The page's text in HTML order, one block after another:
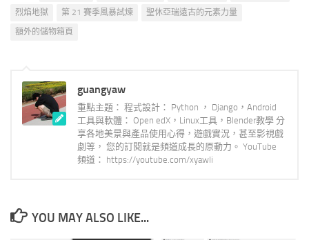
烈焰地獄
第 21 賽季風暴試煉
聖休亞瑞遠古的元素力量
額外的儲物箱頁
guangyaw
重點主題： 程式設計： Python ， Django，Android
工具與軟體： Open edX，Linux工具，Blender教學 分
享各地美景與產品使用心得，遊戲實況，甚至影視戲
劇等， 您的訂閱就是頻道成長的原動力。 YouTube
頻道： https://youtube.com/xyawli
YOU MAY ALSO LIKE...